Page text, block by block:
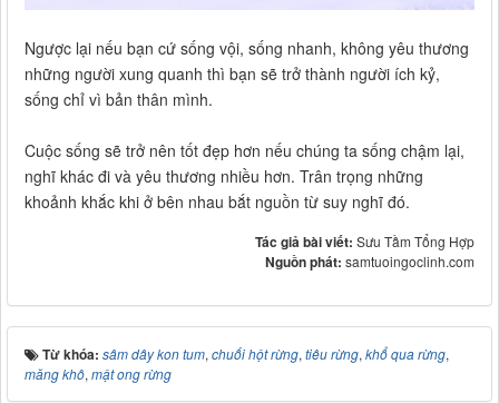
Ngược lại nếu bạn cứ sống vội, sống nhanh, không yêu thương
những người xung quanh thì bạn sẽ trở thành người ích kỷ,
sống chỉ vì bản thân mình.
Cuộc sống sẽ trở nên tốt đẹp hơn nếu chúng ta sống chậm lại,
nghĩ khác đi và yêu thương nhiều hơn. Trân trọng những
khoảnh khắc khi ở bên nhau bắt nguồn từ suy nghĩ đó.
Tác giả bài viết: Sưu Tầm Tổng Hợp
Nguồn phát: samtuoingoclinh.com
Từ khóa: sâm dây kon tum, chuối hột rừng, tiêu rừng, khổ qua rừng,
măng khô, mật ong rừng